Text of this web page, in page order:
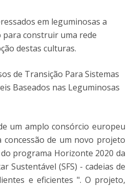
​​em leguminosas a
construir uma rede
destas culturas.
de Transição Para Sistemas
Baseados nas Leguminosas
um amplo consórcio europeu
concessão de um novo projeto
programa Horizonte 2020 da
Sustentável (SFS) - cadeias de
e eficientes ". O projeto,